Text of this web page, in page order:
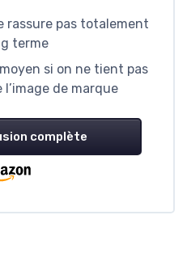
rassure pas totalement
terme
si on ne tient pas
de marque
complète